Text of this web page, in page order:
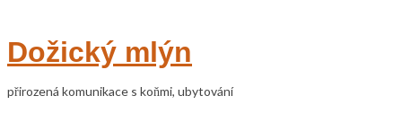
Dožický mlýn
přirozená komunikace s koňmi, ubytování